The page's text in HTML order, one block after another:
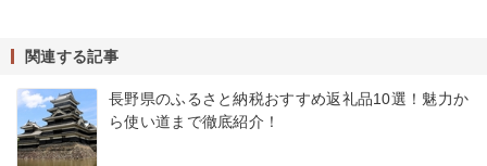
関連する記事
長野県のふるさと納税おすすめ返礼品10選！魅力か
ら使い道まで徹底紹介！